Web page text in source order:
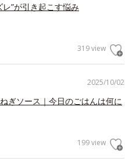
”が引き起こす悩み
319 view
2025/10/02
ぎソース｜今日のごはんは何に
199 view